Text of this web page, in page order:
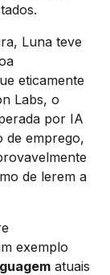
Luna teve
eticamente
Labs, o
por IA
de emprego,
de lerem a
exemplo
atuais